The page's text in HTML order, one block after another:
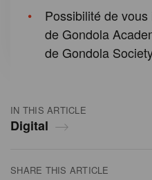
IN THIS ARTICLE
Digital
SHARE THIS ARTICLE
Possibilité de
de Gondola
de Gondola